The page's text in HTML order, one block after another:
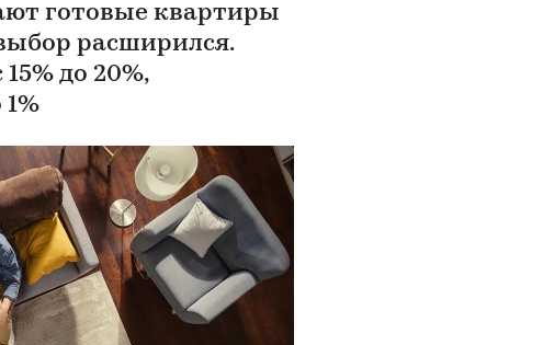
готовые квартиры
расширился.
до 20%,